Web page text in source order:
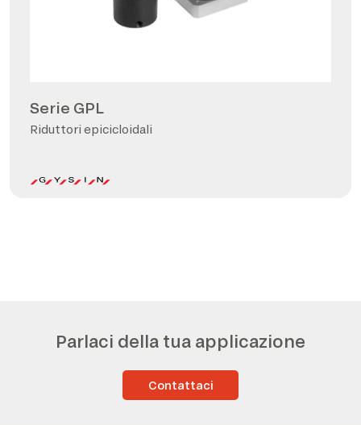
Serie GPL
Riduttori epicicloidali
Parlaci della tua applicazione
Contattaci